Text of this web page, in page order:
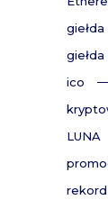
giełda
ico
LUNA
rekord